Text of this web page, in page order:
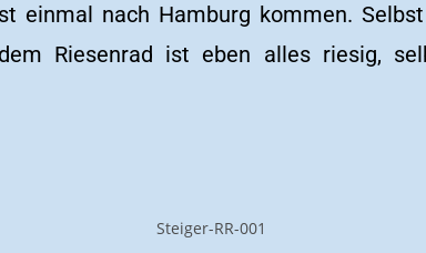
einmal nach Hamburg kommen.
Riesenrad ist eben alles riesig,